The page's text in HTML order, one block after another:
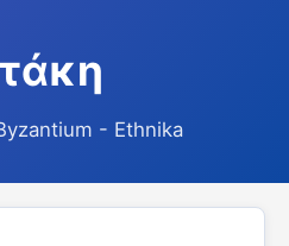
- Ethnika